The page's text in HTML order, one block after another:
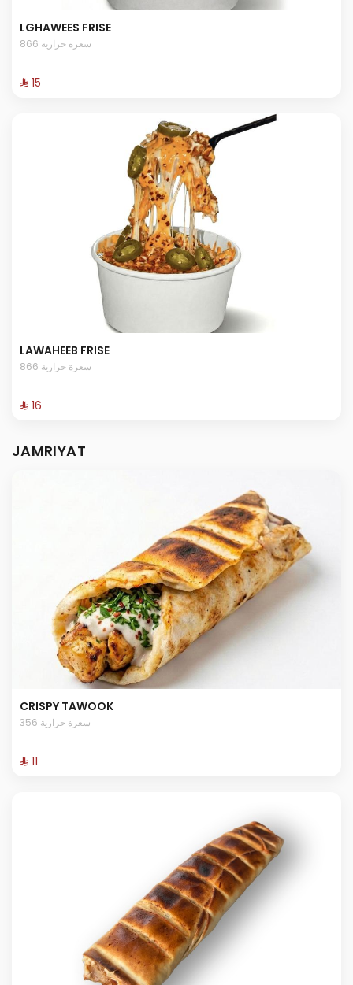
LGHAWEES FRISE
866 سعرة حرارية
⁨⁦‪‬ 15⁩
LAWAHEEB FRISE
866 سعرة حرارية
⁨⁦‪‬ 16⁩
JAMRIYAT
CRISPY TAWOOK
356 سعرة حرارية
⁨⁦‪‬ 11⁩